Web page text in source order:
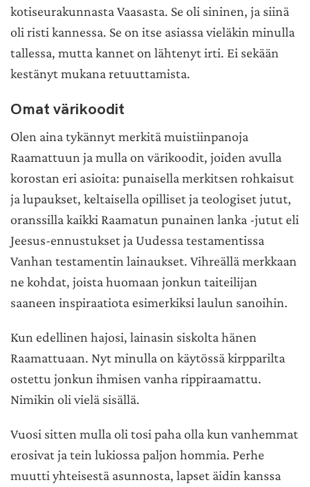
kotiseurakunnasta Vaasasta. Se oli sininen, ja siinä
oli risti kannessa. Se on itse asiassa vieläkin minulla
tallessa, mutta kannet on lähtenyt irti. Ei sekään
kestänyt mukana retuuttamista.
Omat värikoodit
Olen aina tykännyt merkitä muistiinpanoja
Raamattuun ja mulla on värikoodit, joiden avulla
korostan eri asioita: punaisella merkitsen rohkaisut
ja lupaukset, keltaisella opilliset ja teologiset jutut,
oranssilla kaikki Raamatun punainen lanka -jutut eli
Jeesus-ennustukset ja Uudessa testamentissa
Vanhan testamentin lainaukset. Vihreällä merkkaan
ne kohdat, joista huomaan jonkun taiteilijan
saaneen inspiraatiota esimerkiksi laulun sanoihin.
Kun edellinen hajosi, lainasin siskolta hänen
Raamattuaan. Nyt minulla on käytössä kirpparilta
ostettu jonkun ihmisen vanha rippiraamattu.
Nimikin oli vielä sisällä.
Vuosi sitten mulla oli tosi paha olla kun vanhemmat
erosivat ja tein lukiossa paljon hommia. Perhe
muutti yhteisestä asunnosta, lapset äidin kanssa